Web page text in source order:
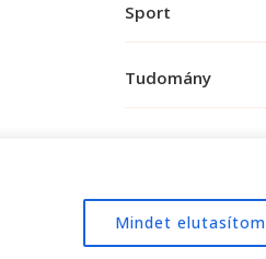
Mindet elutasítom
Sport
Tudomány
WordPress.